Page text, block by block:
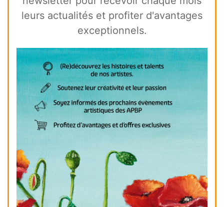
leurs actualités et profiter d'avantages
exceptionnels.